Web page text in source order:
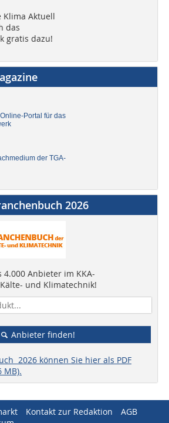
Klima Aktuell
das
gratis dazu!
Portal für das
der TGA-
2026
4.000 Anbieter im KKA-
und Klimatechnik!
Anbieter finden!
2026 können Sie hier als PDF
MB).
Kontakt zur Redaktion
AGB